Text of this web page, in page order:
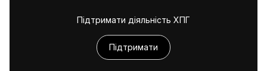
Підтримати діяльність ХПГ
Підтримати